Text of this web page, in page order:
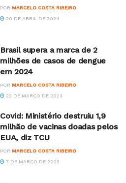
POR MARCELO COSTA RIBEIRO
20 DE ABRIL DE 2024
Brasil supera a marca de 2
milhões de casos de dengue
em 2024
POR MARCELO COSTA RIBEIRO
22 DE MARÇO DE 2024
Covid: Ministério destruiu 1,9
milhão de vacinas doadas pelos
EUA, diz TCU
POR MARCELO COSTA RIBEIRO
7 DE MARÇO DE 2023